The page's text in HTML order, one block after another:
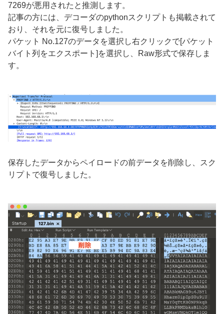
7269が悪用されたと推測します。
記事の方には、デコーダのpythonスクリプトも掲載されて
おり、それを元に復号しました。
パケット No.127のデータを選択し右クリックで[パケット
バイト列をエクスポート]を選択し、Raw形式で保存しま
す。
保存したデータからペイロードの前データを削除し、スク
リプトで復号しました。